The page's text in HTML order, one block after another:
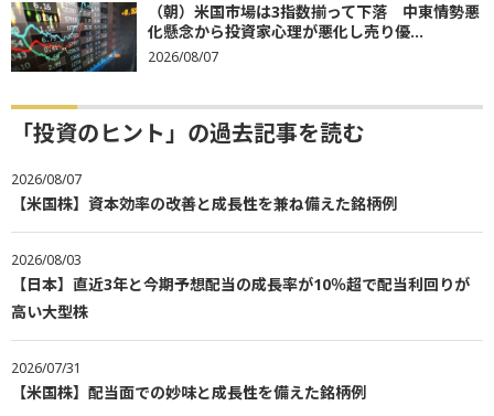
（朝）米国市場は3指数揃って下落 中東情勢悪
化懸念から投資家心理が悪化し売り優...
2026/08/07
「投資のヒント」の過去記事を読む
2026/08/07
【米国株】資本効率の改善と成長性を兼ね備えた銘柄例
2026/08/03
【日本】直近3年と今期予想配当の成長率が10％超で配当利回りが
高い大型株
2026/07/31
【米国株】配当面での妙味と成長性を備えた銘柄例